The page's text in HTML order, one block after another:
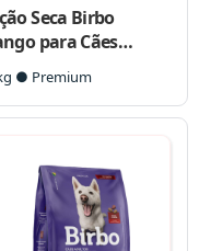
Seca Birbo
para Cães
● Premium